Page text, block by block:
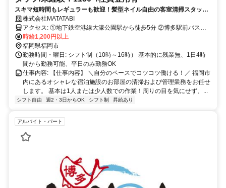
スキマ短時間もレギュラーも歓迎！髪型ネイル自由の客室清掃スタッフ
★ 株式会社MATATABI
アクセス: ①地下鉄空港線大濠公園駅から徒歩5分 ②博多駅前バス停
から「美野島三丁目」で下車、徒歩3分 ③博多駅から徒歩8分・地下
鉄空港線祇園駅から徒歩4分
時給1,200円以上
福岡県福岡市
勤務時間・曜日: シフト制（10時～16時） 基本的に残業無、1日4時
間から勤務可能、平日のみ勤務OK
仕事内容: 【仕事内容】 ＼自分のペースでコツコツ働ける！／ 福岡市
内にあるオシャレな宿泊施設のお部屋の清掃および管理業務をお任せ
します。 基本は1人または少人数での作業！周りの目を気にせず、...
シフト自由 週2・3日からOK シフト制 昇給あり
アルバイト・パート